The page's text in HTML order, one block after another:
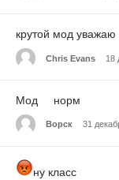
крутой мод уважаю
Chris Evans 18
Мод норм
Ворск 31
ну класс